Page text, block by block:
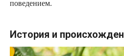
поведением.
История и